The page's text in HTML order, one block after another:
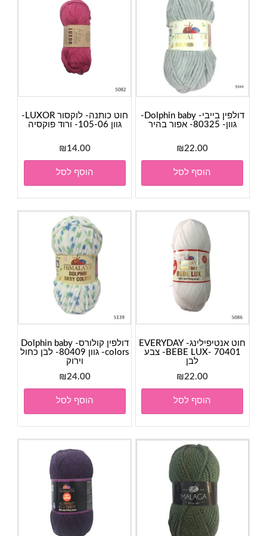
דולפין בייבי- Dolphin baby-
גוון- 80325- אפור בהיר
₪22.00
הוסף לסל
חוט כותנה- לוקסור LUXOR-
גוון 105-06- ורוד פוקסיה
₪14.00
הוסף לסל
חוט אנטיפילינג- EVERYDAY
BEBE LUX- 70401- צבע
לבן
₪22.00
הוסף לסל
דולפין קולורס- Dolphin baby
colors- גוון 80409- לבן כחול
וירוק
₪24.00
הוסף לסל